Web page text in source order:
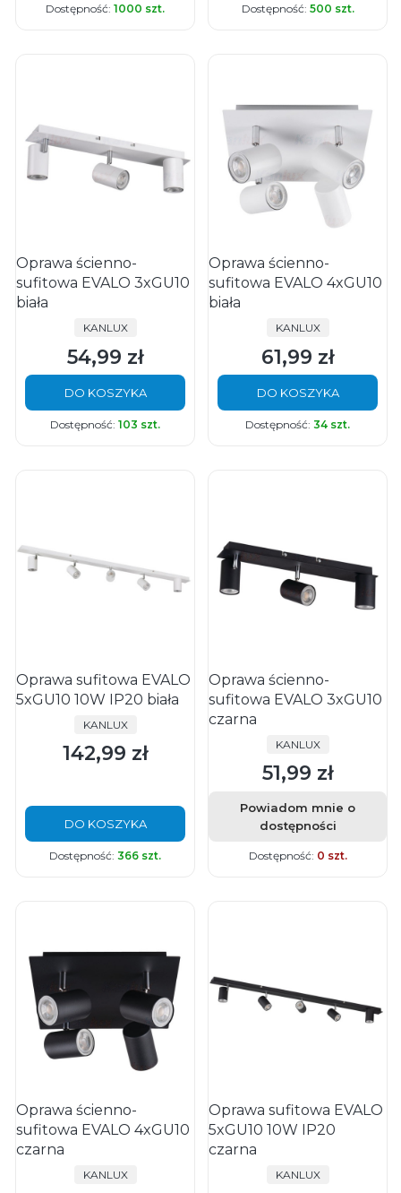
Dostępność: 1000 szt. Dostępność: 500 szt.
Oprawa ścienno-
sufitowa EVALO 3xGU10
biała
PRODUCENT
KANLUX
Cena
54,99 zł
DO KOSZYKA
Dostępność: 103 szt.
Oprawa ścienno-
sufitowa EVALO 4xGU10
biała
PRODUCENT
KANLUX
Cena
61,99 zł
DO KOSZYKA
Dostępność: 34 szt.
Oprawa sufitowa EVALO
5xGU10 10W IP20 biała
PRODUCENT
KANLUX
Cena
142,99 zł
DO KOSZYKA
Dostępność: 366 szt.
Oprawa ścienno-
sufitowa EVALO 3xGU10
czarna
PRODUCENT
KANLUX
Cena
51,99 zł
Powiadom mnie o
dostępności
Dostępność: 0 szt.
Oprawa ścienno-
sufitowa EVALO 4xGU10
czarna
PRODUCENT
KANLUX
Oprawa sufitowa EVALO
5xGU10 10W IP20
czarna
PRODUCENT
KANLUX